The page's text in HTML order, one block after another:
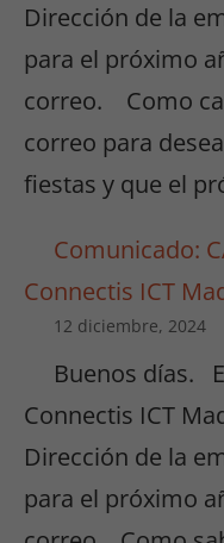
Dirección de la
para el próximo
correo. Como
correo para
fiestas y que el
Comunicado:
Connectis ICT
12 diciembre, 2024
Buenos días.
Connectis ICT
Dirección de la
para el próximo